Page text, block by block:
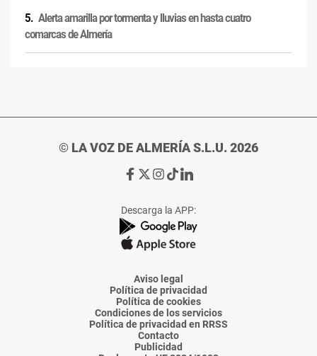
Alerta amarilla por tormenta y lluvias en hasta cuatro
comarcas de Almería
© LA VOZ DE ALMERÍA S.L.U. 2026
Ir
de
La
Voz
Almería
Ir
de
La
Voz
Almería
Ir
de
La
Voz
Almería
Ir
de
La
Voz
Almería
Ir
de
La
Voz
Descarga la APP:
Aviso legal
Política de privacidad
Política de cookies
Condiciones de los servicios
Política de privacidad en RRSS
Contacto
Publicidad